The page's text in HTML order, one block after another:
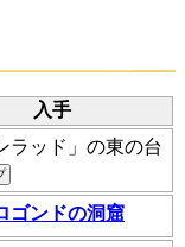
入手
ラッド」の東の台
ゴンドの洞窟